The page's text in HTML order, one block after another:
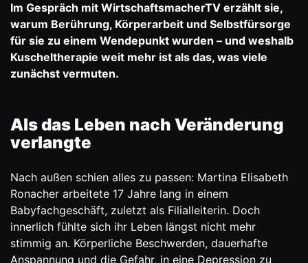
Im Gespräch mit WirtschaftsmacherTV erzählt sie,
warum Berührung, Körperarbeit und Selbstfürsorge
für sie zu einem Wendepunkt wurden – und weshalb
Kuscheltherapie weit mehr ist als das, was viele
zunächst vermuten.
Als das Leben nach Veränderung
verlangte
Nach außen schien alles zu passen: Martina Elisabeth
Ronacher arbeitete 17 Jahre lang in einem
Babyfachgeschäft, zuletzt als Filialleiterin. Doch
innerlich fühlte sich ihr Leben längst nicht mehr
stimmig an. Körperliche Beschwerden, dauerhafte
Anspannung und die Gefahr, in eine Depression zu